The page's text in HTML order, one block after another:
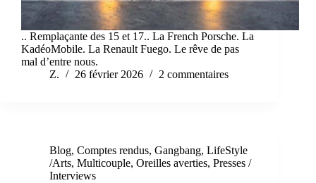
.. Remplaçante des 15 et 17.. La French Porsche. La
KadéoMobile. La Renault Fuego. Le rêve de pas
mal d’entre nous.
Z.
26 février 2026 2 commentaires
Blog, Comptes rendus, Gangbang, LifeStyle
/Arts, Multicouple, Oreilles averties, Presses /
Interviews